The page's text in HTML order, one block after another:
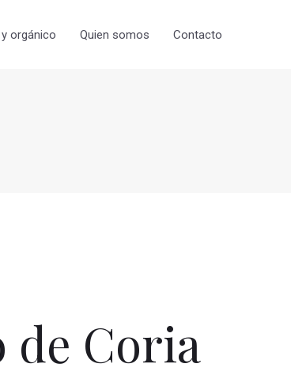
orgánico Quien somos Contacto
de Coria